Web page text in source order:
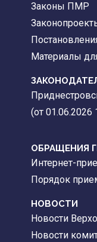
Законы ПМР
Материалы
(от 01.06.2026
ОБРАЩЕНИЯ
Интернет-
Порядок
НОВОСТИ
Новости
Новости